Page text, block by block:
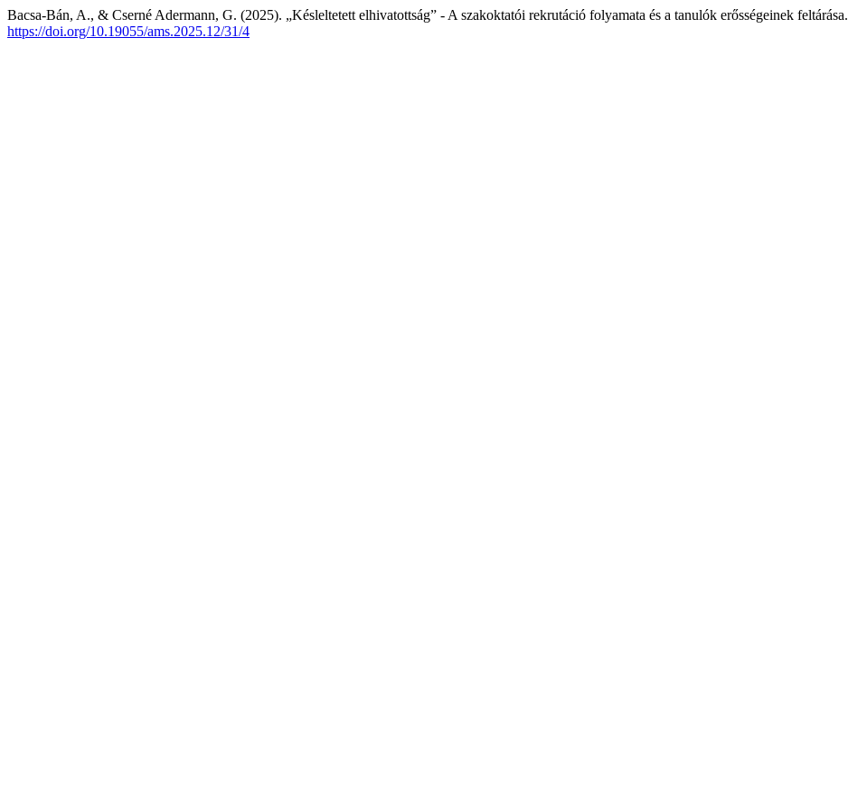
Bacsa-Bán, A., & Cserné Adermann, G. (2025). „Késleltetett elhivatottság” - A szakoktatói rekrutáció folyamata és a tanulók erősségeinek feltárása.
https://doi.org/10.19055/ams.2025.12/31/4